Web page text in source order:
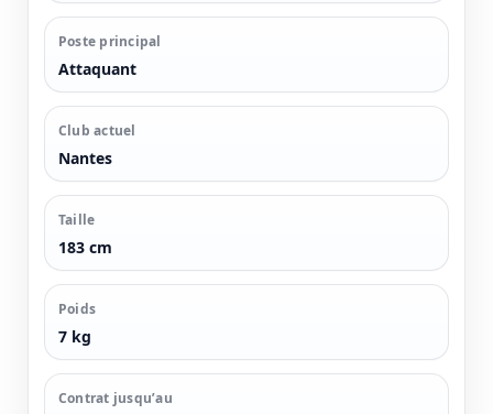
Poste principal
Attaquant
Club actuel
Nantes
Taille
183 cm
Poids
7 kg
Contrat jusqu’au